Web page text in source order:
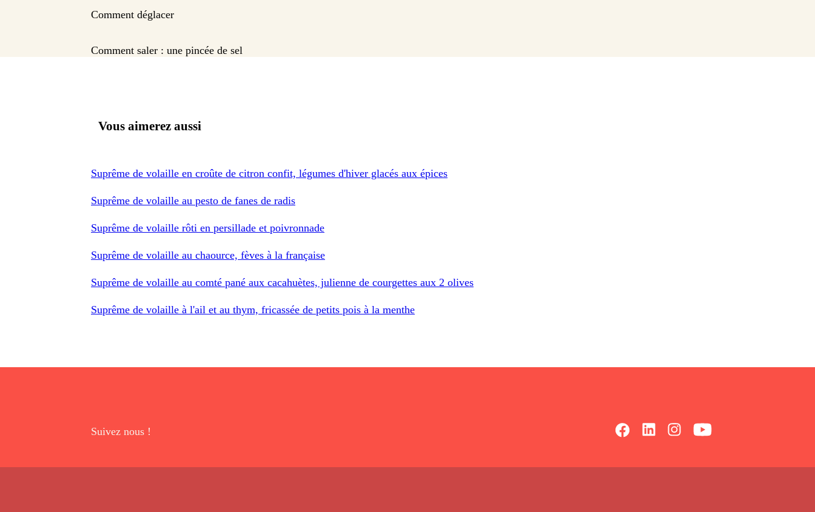
Comment déglacer
Comment saler : une pincée de sel
Vous aimerez aussi
Suprême de volaille en croûte de citron confit, légumes d'hiver glacés aux épices
Suprême de volaille au pesto de fanes de radis
Suprême de volaille rôti en persillade et poivronnade
Suprême de volaille au chaource, fèves à la française
Suprême de volaille au comté pané aux cacahuètes, julienne de courgettes aux 2 olives
Suprême de volaille à l'ail et au thym, fricassée de petits pois à la menthe
Suivez nous !